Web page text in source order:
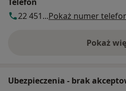
22 451...Pokaż numer
Pokażo
Ubezpieczenia - brak